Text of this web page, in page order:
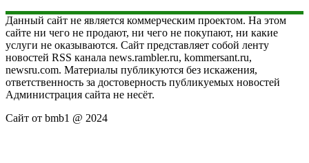
Данный сайт не является коммерческим проектом. На этом
сайте ни чего не продают, ни чего не покупают, ни какие
услуги не оказываются. Сайт представляет собой ленту
новостей RSS канала news.rambler.ru, kommersant.ru,
newsru.com. Материалы публикуются без искажения,
ответственность за достоверность публикуемых новостей
Администрация сайта не несёт.
Сайт от bmb1 @ 2024